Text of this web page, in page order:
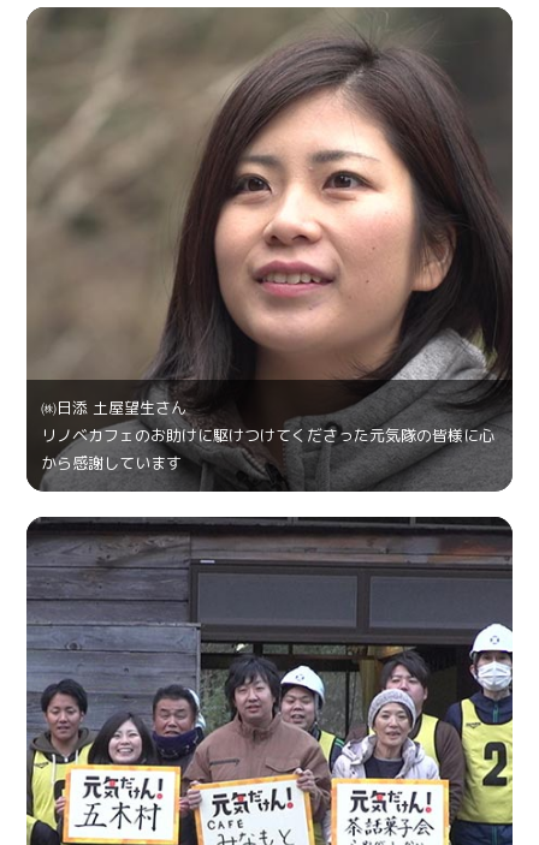
㈱日添 土屋望生さん
リノベカフェのお助けに駆けつけてくださった元気隊の皆様に心
から感謝しています